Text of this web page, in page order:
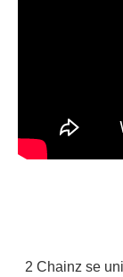
2 Chainz se